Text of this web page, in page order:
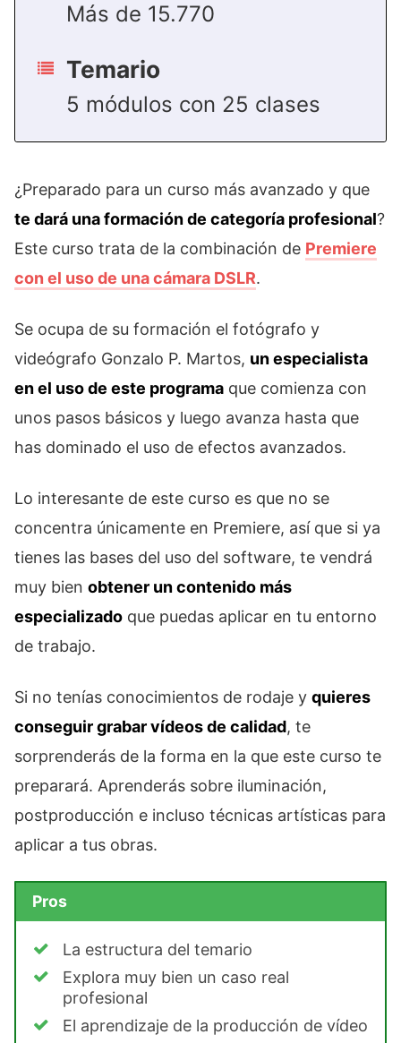
Más de 15.770
Temario
5 módulos con 25 clases
¿Preparado para un curso más avanzado y que
te dará una formación de categoría profesional?
Este curso trata de la combinación de Premiere
con el uso de una cámara DSLR.
Se ocupa de su formación el fotógrafo y
videógrafo Gonzalo P. Martos, un especialista
en el uso de este programa que comienza con
unos pasos básicos y luego avanza hasta que
has dominado el uso de efectos avanzados.
Lo interesante de este curso es que no se
concentra únicamente en Premiere, así que si ya
tienes las bases del uso del software, te vendrá
muy bien obtener un contenido más
especializado que puedas aplicar en tu entorno
de trabajo.
Si no tenías conocimientos de rodaje y quieres
conseguir grabar vídeos de calidad, te
sorprenderás de la forma en la que este curso te
preparará. Aprenderás sobre iluminación,
postproducción e incluso técnicas artísticas para
aplicar a tus obras.
Pros
La estructura del temario
Explora muy bien un caso real
profesional
El aprendizaje de la producción de vídeo